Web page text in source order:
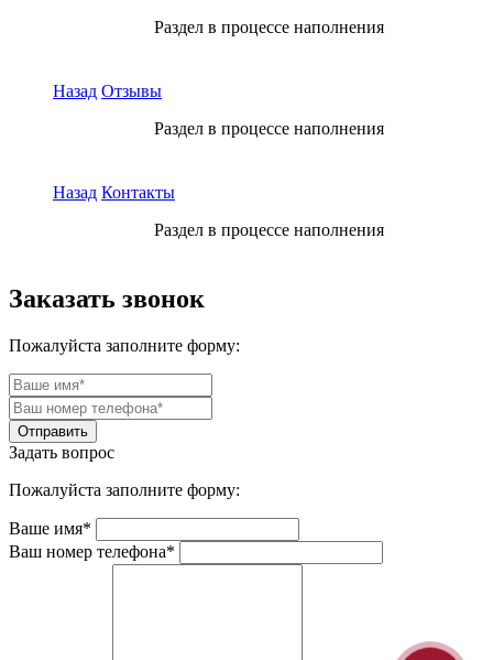
Раздел в процессе наполнения
Назад Отзывы
Раздел в процессе наполнения
Назад Контакты
Раздел в процессе наполнения
Заказать звонок
Пожалуйста заполните форму:
Задать вопрос
Пожалуйста заполните форму:
Ваше имя*
Ваш номер телефона*